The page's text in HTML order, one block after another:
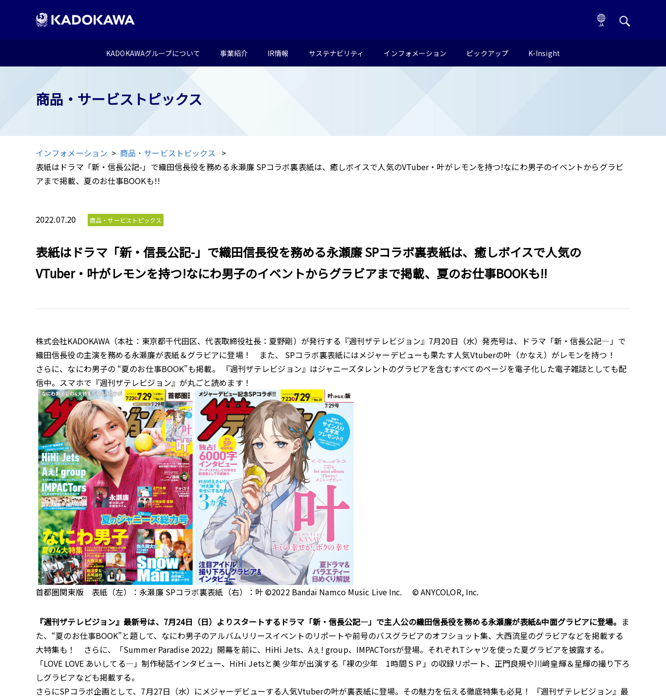
KADOKAWAグループについて 事業紹介 IR情報 サステナビリティ インフォメーション ピックアップ K-Insight
商品・サービストピックス
インフォメーション
商品・サービストピックス
表紙はドラマ「新・信長公記-」で織田信長役を務める永瀬廉 SPコラボ裏表紙は、癒しボイスで人気のVTuber・叶がレモンを持つ!なにわ男子のイベントからグラビ
アまで掲載、夏のお仕事BOOKも!!
2022.07.20 商品・サービストピックス
表紙はドラマ「新・信長公記-」で織田信長役を務める永瀬廉 SPコラボ裏表紙は、癒しボイスで人気の
VTuber・叶がレモンを持つ!なにわ男子のイベントからグラビアまで掲載、夏のお仕事BOOKも!!
株式会社KADOKAWA（本社：東京都千代田区、代表取締役社長：夏野剛）が発行する『週刊ザテレビジョン』7月20日（水）発売号は、ドラマ「新・信長公記—」で
織田信長役の主演を務める永瀬廉が表紙＆グラビアに登場！ また、 SPコラボ裏表紙にはメジャーデビューも果たす人気Vtuberの叶（かなえ）がレモンを持つ！
さらに、なにわ男子の “夏のお仕事BOOK”も掲載。 『週刊ザテレビジョン』はジャニーズタレントのグラビアを含むすべてのページを電子化した電子雑誌としても配
信中。スマホで『週刊ザテレビジョン』が丸ごと読めます！
首都圏関東版 表紙（左）：永瀬廉 SPコラボ裏表紙（右）：叶 ©2022 Bandai Namco Music Live Inc. © ANYCOLOR, Inc.
『週刊ザテレビジョン』最新号は、7月24日（日）よりスタートするドラマ「新・信長公記—」で主人公の織田信長役を務める永瀬廉が表紙&中面グラビアに登場。 ま
た、“夏のお仕事BOOK”と題して、なにわ男子のアルバムリリースイベントのリポートや前号のバスグラビアのオフショット集、大西流星のグラビアなどを掲載する
大特集も！ さらに、「Summer Paradise 2022」開幕を前に、HiHi Jets、Aぇ! group、IMPACTorsが登場。それぞれTシャツを使った夏グラビアを披露する。
「LOVE LOVE あいしてる―」制作秘話インタビュー、HiHi Jetsと美 少年が出演する「裸の少年 1時間ＳＰ」の収録リポート、正門良規や川﨑皇輝＆星輝の撮り下ろ
しグラビアなども掲載する。
さらにSPコラボ企画として、7月27日（水）にメジャーデビューする人気Vtuberの叶が裏表紙に登場。その魅力を伝える徹底特集も必見！ 『週刊ザテレビジョン』最